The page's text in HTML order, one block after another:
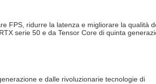
FPS, ridurre la latenza e migliorare la qualità
serie 50 e da Tensor Core di quinta
e dalle rivoluzionarie tecnologie di